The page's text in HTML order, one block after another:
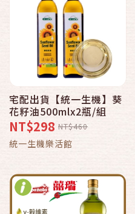
宅配出貨【統一生機】葵
花籽油500mlx2瓶/組
NT$298 NT$460
統一生機樂活館